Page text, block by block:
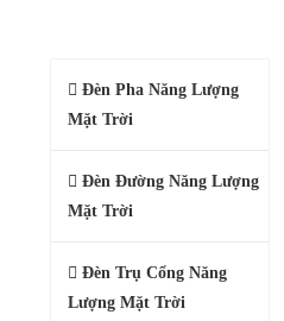
Đèn Pha Năng Lượng
Mặt Trời
Đèn Đường Năng Lượng
Mặt Trời
Đèn Trụ Cổng Năng
Lượng Mặt Trời